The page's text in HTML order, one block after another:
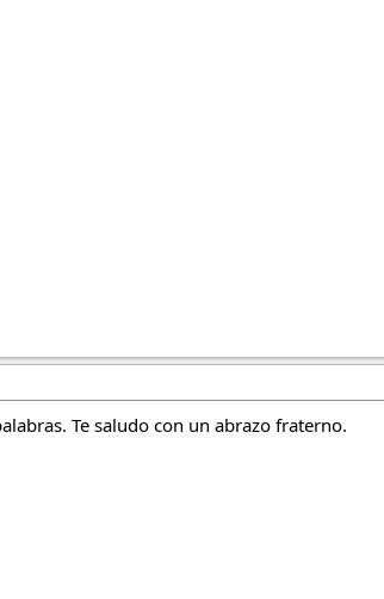
Te saludo con un abrazo fraterno.